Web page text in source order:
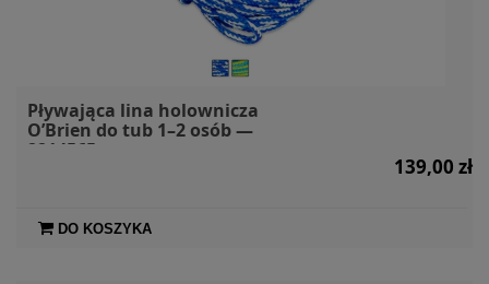
Pływająca lina holownicza
O’Brien do tub 1–2 osób —
2214565
139,00 zł
DO KOSZYKA